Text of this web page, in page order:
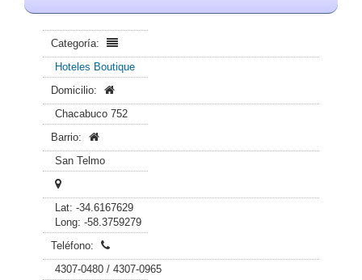
Categoría:
Hoteles Boutique
Domicilio:
Chacabuco 752
Barrio:
San Telmo
Lat: -34.6167629
Long: -58.3759279
Teléfono:
4307-0480 / 4307-0965